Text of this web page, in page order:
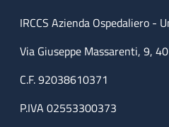
IRCCS Azienda Ospedaliero -
Via Giuseppe Massarenti, 9,
C.F. 92038610371
P.IVA 02553300373